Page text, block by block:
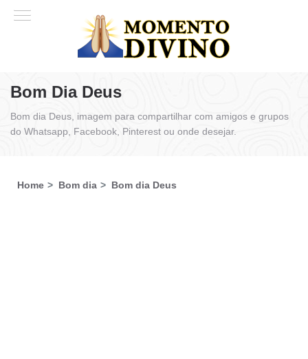
Bom Dia Deus
Bom dia Deus, imagem para compartilhar com amigos e grupos
do Whatsapp, Facebook, Pinterest ou onde desejar.
Home Bom dia Bom dia Deus